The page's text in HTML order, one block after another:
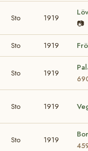
Sto 1919
📷
Sto 1919
Sto 1919
Sto 1919
Sto 1919